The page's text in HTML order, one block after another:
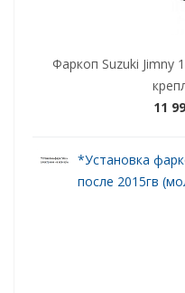
Фаркоп Suzuki Jimny
11
*Установка
после 2015гв